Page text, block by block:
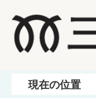
現在の位置